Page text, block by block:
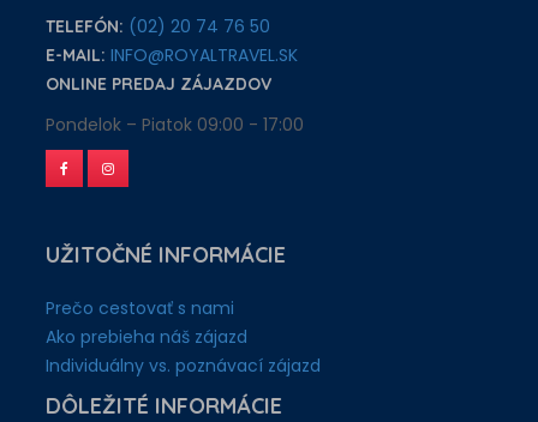
TELEFÓN: (02) 20 74 76 50
E-MAIL: INFO@ROYALTRAVEL.SK
ONLINE PREDAJ ZÁJAZDOV
Pondelok – Piatok 09:00 - 17:00
UŽITOČNÉ INFORMÁCIE
Prečo cestovať s nami
Ako prebieha náš zájazd
Individuálny vs. poznávací zájazd
DÔLEŽITÉ INFORMÁCIE